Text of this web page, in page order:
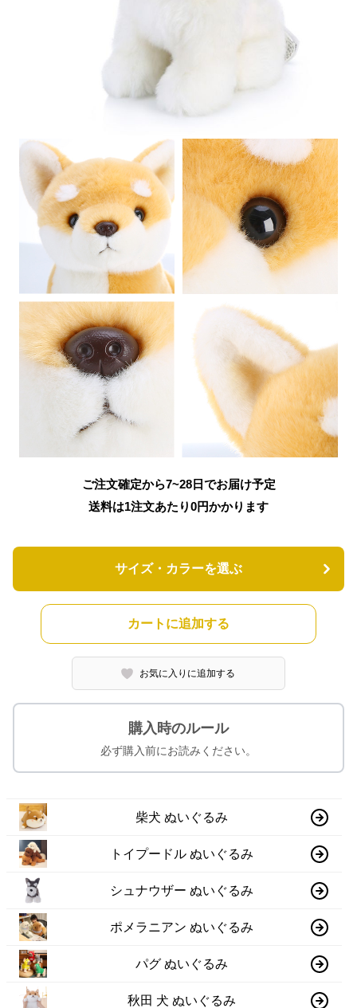
ご注文確定から7~28日でお届け予定
送料は1注文あたり0円かかります
サイズ・カラーを選ぶ
カートに追加する
お気に入りに追加する
購入時のルール
必ず購入前にお読みください。
柴犬 ぬいぐるみ
トイプードル ぬいぐるみ
シュナウザー ぬいぐるみ
ポメラニアン ぬいぐるみ
パグ ぬいぐるみ
秋田 犬 ぬいぐるみ